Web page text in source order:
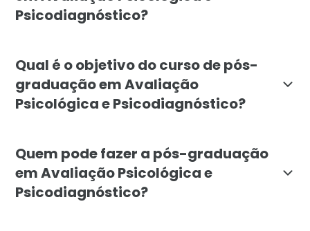
Psicodiagnóstico?
Qual é o objetivo do curso de pós-
graduação em Avaliação
Psicológica e Psicodiagnóstico?
Quem pode fazer a pós-graduação
em Avaliação Psicológica e
Psicodiagnóstico?